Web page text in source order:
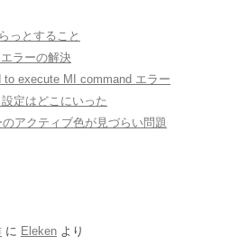
っとすること
ラーの解決
to execute MI command エラー
定はどこにいった
アクティブ色が見づらい問題
に Eleken より